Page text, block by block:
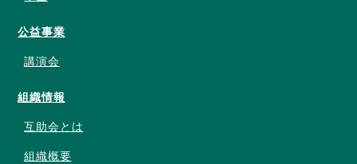
公益事業
講演会
組織情報
互助会とは
組織概要